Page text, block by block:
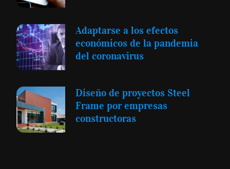
Adaptarse a los efectos
económicos de la pandemia
del coronavirus
Diseño de proyectos Steel
Frame por empresas
constructoras